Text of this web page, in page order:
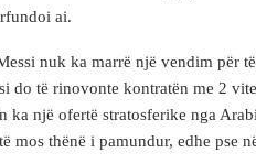
ai.
nuk ka marrë një vendim për
do të rinovonte kontratën me 2
një ofertë stratosferike nga
thënë i pamundur, edhe pse